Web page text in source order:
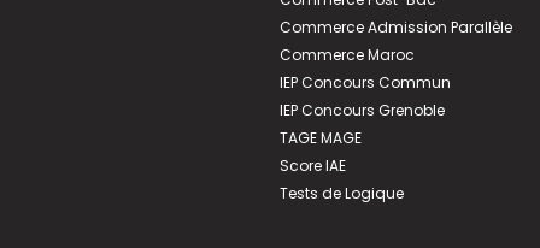
Commerce Admission Parallèle
Commerce Maroc
IEP Concours Commun
IEP Concours Grenoble
TAGE MAGE
Score IAE
Tests de Logique